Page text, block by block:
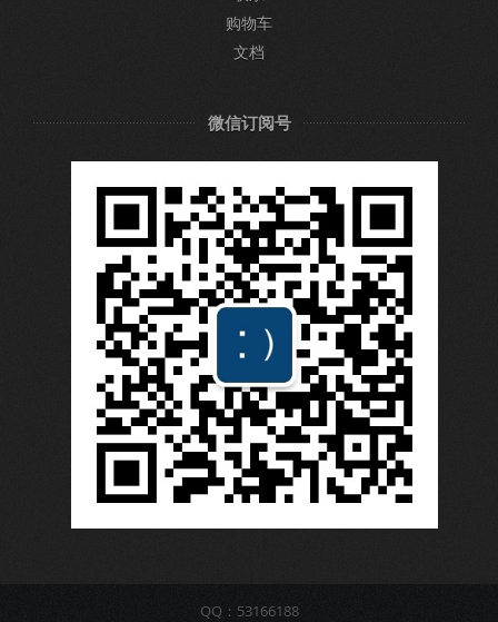
购物车
文档
微信订阅号
QQ：53166188